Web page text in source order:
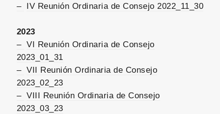
– IV Reunión Ordinaria de Consejo 2022_11_30
2023
– VI Reunión Ordinaria de Consejo
2023_01_31
– VII Reunión Ordinaria de Consejo
2023_02_23
– VIII Reunión Ordinaria de Consejo
2023_03_23